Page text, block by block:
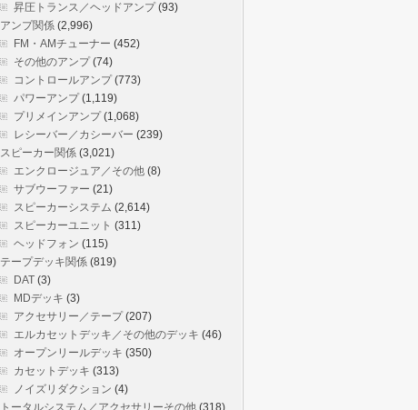
昇圧トランス／ヘッドアンプ(93)
アンプ関係 (2,996)
FM・AMチューナー (452)
その他のアンプ(74)
コントロールアンプ(773)
パワーアンプ(1,119)
プリメインアンプ(1,068)
レシーバー／カシーバー (239)
スピーカー関係 (3,021)
エンクロージュア／その他 (8)
サブウーファー (21)
スピーカーシステム (2,614)
スピーカーユニット (311)
ヘッドフォン (115)
テープデッキ関係 (819)
DAT (3)
MDデッキ (3)
アクセサリー／テープ(207)
エルカセットデッキ／その他のデッキ (46)
オープンリールデッキ (350)
カセットデッキ (313)
ノイズリダクション (4)
トータルシステム／アクセサリーその他 (318)